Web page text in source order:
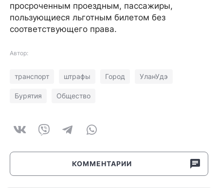
просроченным проездным, пассажиры,
пользующиеся льготным билетом без
соответствующего права.
Автор:
транспорт штрафы Город УланУдэ
Бурятия Общество
КОММЕНТАРИИ